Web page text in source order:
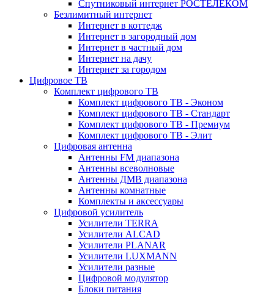
Спутниковый интернет РОСТЕЛЕКОМ
Безлимитный интернет
Интернет в коттедж
Интернет в загородный дом
Интернет в частный дом
Интернет на дачу
Интернет за городом
Цифровое ТВ
Комплект цифрового ТВ
Комплект цифрового ТВ - Эконом
Комплект цифрового ТВ - Стандарт
Комплект цифрового ТВ - Премиум
Комплект цифрового ТВ - Элит
Цифровая антенна
Антенны FM диапазона
Антенны всеволновые
Антенны ДМВ диапазона
Антенны комнатные
Комплекты и аксессуары
Цифровой усилитель
Усилители TERRA
Усилители ALCAD
Усилители PLANAR
Усилители LUXMANN
Усилители разные
Цифровой модулятор
Блоки питания